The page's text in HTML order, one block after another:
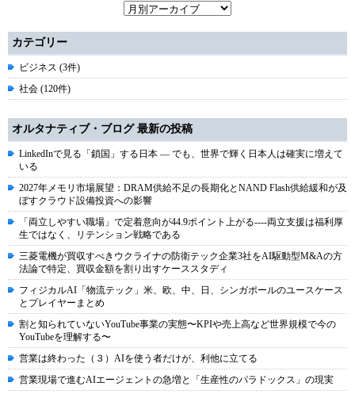
カテゴリー
ビジネス (3件)
社会 (120件)
オルタナティブ・ブログ 最新の投稿
LinkedInで見る「鎖国」する日本 ― でも、世界で輝く日本人は確実に増えて
いる
2027年メモリ市場展望：DRAM供給不足の長期化とNAND Flash供給緩和が及
ぼすクラウド設備投資への影響
「両立しやすい職場」で定着意向が44.9ポイント上がる----両立支援は福利厚
生ではなく、リテンション戦略である
三菱電機が買収すべきウクライナの防衛テック企業3社をAI駆動型M&Aの方
法論で特定、買収金額を割り出すケーススタディ
フィジカルAI「物流テック」米、欧、中、日、シンガポールのユースケース
とプレイヤーまとめ
割と知られていないYouTube事業の実態〜KPIや売上高など世界規模で今の
YouTubeを理解する〜
営業は終わった（３）AIを使う者だけが、利他に立てる
営業現場で進むAIエージェントの急増と「生産性のパラドックス」の現実